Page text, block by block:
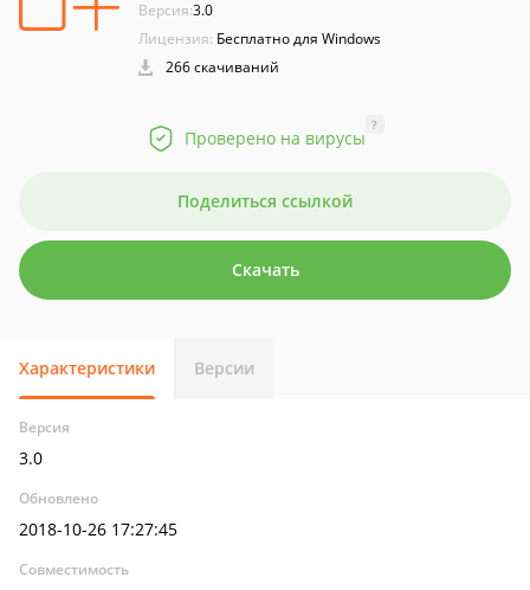
Версия:3.0
Лицензия: Бесплатно для Windows
266 скачиваний
Проверено на вирусы
?
Поделиться ссылкой
Скачать
Характеристики Версии
Версия
3.0
Обновлено
2018-10-26 17:27:45
Совместимость